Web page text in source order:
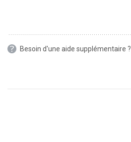
Besoin d'une aide supplémentaire ?